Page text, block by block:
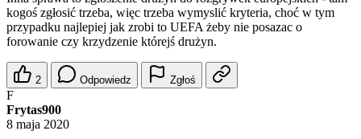
kogoś zgłosić trzeba, więc trzeba wymyslić kryteria, choć w tym
przypadku najlepiej jak zrobi to UEFA żeby nie posazac o
forowanie czy krzydzenie którejś drużyn.
2 Odpowiedz Zgłoś
F
Frytas900
8 maja 2020